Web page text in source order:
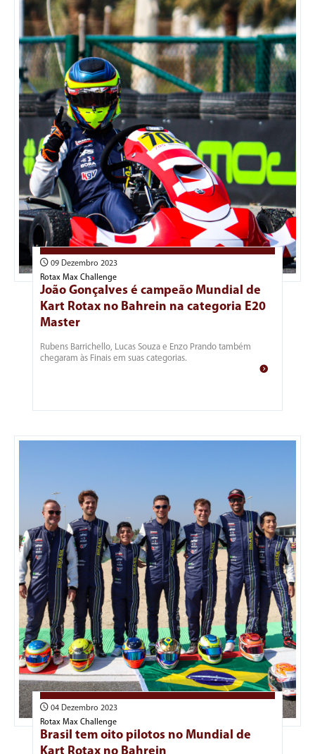
09 Dezembro 2023
Rotax Max Challenge
João Gonçalves é campeão Mundial de
Kart Rotax no Bahrein na categoria E20
Master
Rubens Barrichello, Lucas Souza e Enzo Prando também
chegaram às Finais em suas categorias.
04 Dezembro 2023
Rotax Max Challenge
Brasil tem oito pilotos no Mundial de